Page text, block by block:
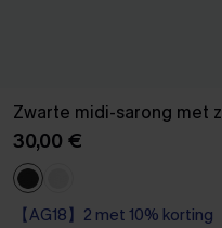
Zwarte midi-sarong met
30,00 €
【AG18】2 met 10% korting